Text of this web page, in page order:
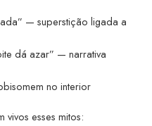
— superstição ligada a
dá azar” — narrativa
no interior
vivos esses mitos: